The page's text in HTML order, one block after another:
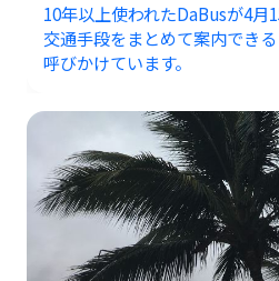
10年以上使われたDaBusが4月
交通手段をまとめて案内でき
呼びかけています。